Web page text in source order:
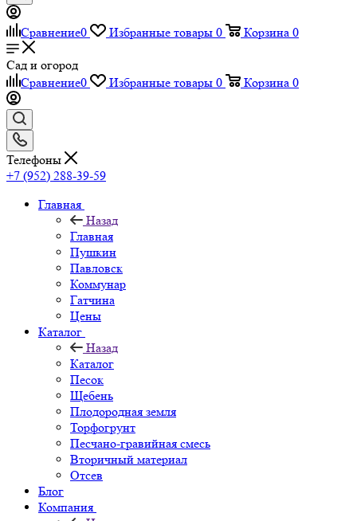
Сравнение0 Избранные товары 0 Корзина 0
Сад и огород
Сравнение0 Избранные товары 0 Корзина 0
Телефоны
+7 (952) 288-39-59
Главная
Назад
Главная
Пушкин
Павловск
Коммунар
Гатчина
Цены
Каталог
Назад
Каталог
Песок
Щебень
Плодородная земля
Торфогрунт
Песчано-гравийная смесь
Вторичный материал
Отсев
Блог
Компания